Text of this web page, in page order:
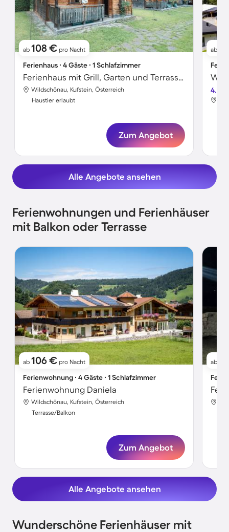
ab 108 € pro Nacht
Ferienhaus ∙ 4 Gäste ∙ 1 Schlafzimmer
Ferienhaus mit Grill, Garten und Terrasse | Bergblick
Wildschönau, Kufstein, Österreich
Haustier erlaubt
Zum Angebot
ab
4.0
Alle Angebote ansehen
Ferienwohnungen und Ferienhäuser
mit Balkon oder Terrasse
ab 106 € pro Nacht
Ferienwohnung ∙ 4 Gäste ∙ 1 Schlafzimmer
Ferienwohnung Daniela
Wildschönau, Kufstein, Österreich
Terrasse/Balkon
Zum Angebot
ab
Alle Angebote ansehen
Wunderschöne Ferienhäuser mit